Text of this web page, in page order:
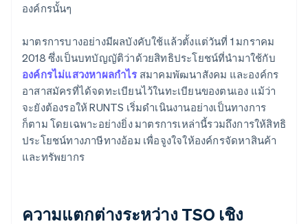
องค์กรนั้นๆ
มาตรการบางอย่างมีผลบังคับใช้แล้วตั้งแต่วันที่ 1 มกราคม
2018 ซึ่งเป็นบทบัญญัติว่าด้วยสิทธิประโยชน์ที่นำมาใช้กับ
องค์กรไม่แสวงหาผลกำไรสมาคมพัฒนาสังคม และองค์กร
อาสาสมัครที่ได้จดทะเบียนไว้ในทะเบียนของตนเอง แม้ว่า
จะยังต้องรอให้ RUNTS เริ่มดำเนินงานอย่างเป็นทางการ
ก็ตาม โดยเฉพาะอย่างยิ่ง มาตรการเหล่านี้รวมถึงการให้สิทธิ
ประโยชน์ทางภาษีทางอ้อม เพื่อจูงใจให้องค์กรจัดหาสินค้า
และทรัพยากร
ความแตกต่างระหว่าง TSO เชิง